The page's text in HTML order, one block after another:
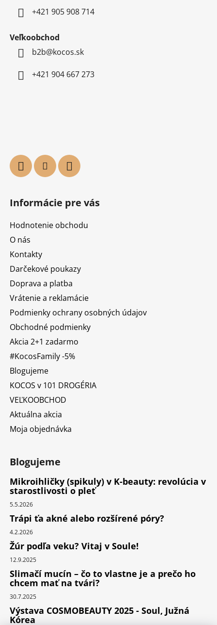
+421 905 908 714
Veľkoobchod
b2b@kocos.sk
+421 904 667 273
Informácie pre vás
Hodnotenie obchodu
O nás
Kontakty
Darčekové poukazy
Doprava a platba
Vrátenie a reklamácie
Podmienky ochrany osobných údajov
Obchodné podmienky
Akcia 2+1 zadarmo
#KocosFamily -5%
Blogujeme
KOCOS v 101 DROGÉRIA
VEĽKOOBCHOD
Aktuálna akcia
Moja objednávka
Blogujeme
Mikroihličky (spikuly) v K-beauty: revolúcia v
starostlivosti o pleť
5.5.2026
Trápi ťa akné alebo rozšírené póry?
4.2.2026
Žúr podľa veku? Vitaj v Soule!
12.9.2025
Slimačí mucín – čo to vlastne je a prečo ho
chcem mať na tvári?
30.7.2025
Výstava COSMOBEAUTY 2025 - Soul, Južná
Kórea